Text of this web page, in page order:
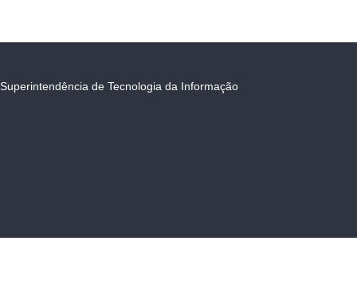
Superintendência de Tecnologia da Informação